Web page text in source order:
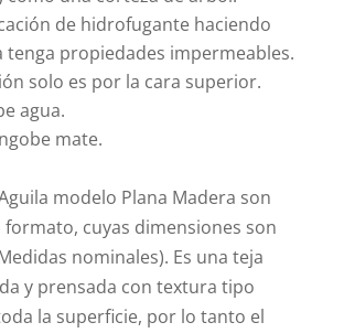
de hidrofugante haciendo
tenga propiedades impermeables.
solo es por la cara superior.
agua.
mate.
modelo Plana Madera son
cuyas dimensiones son
nominales). Es una teja
y prensada con textura tipo
la superficie, por lo tanto el